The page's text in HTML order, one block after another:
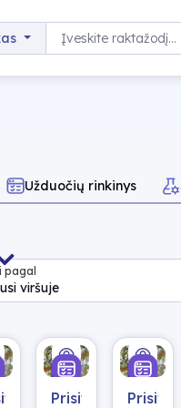
Paieška
Užduočių rinkinys
pagal
viršuje
Prisitaikymas